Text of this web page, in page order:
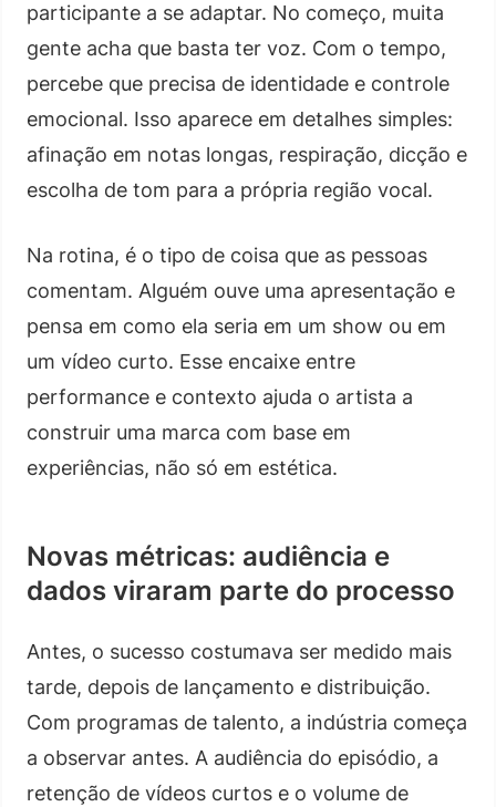
participante a se adaptar. No começo, muita
gente acha que basta ter voz. Com o tempo,
percebe que precisa de identidade e controle
emocional. Isso aparece em detalhes simples:
afinação em notas longas, respiração, dicção e
escolha de tom para a própria região vocal.
Na rotina, é o tipo de coisa que as pessoas
comentam. Alguém ouve uma apresentação e
pensa em como ela seria em um show ou em
um vídeo curto. Esse encaixe entre
performance e contexto ajuda o artista a
construir uma marca com base em
experiências, não só em estética.
Novas métricas: audiência e
dados viraram parte do processo
Antes, o sucesso costumava ser medido mais
tarde, depois de lançamento e distribuição.
Com programas de talento, a indústria começa
a observar antes. A audiência do episódio, a
retenção de vídeos curtos e o volume de